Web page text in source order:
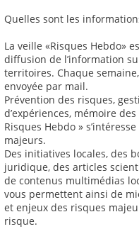
Quelles sont les
La veille «Risques Hebdo»
diffusion de l’information
territoires. Chaque
envoyée par mail.
Prévention des risques,
d’expériences, mémoire
Risques Hebdo »
majeurs.
Des initiatives locales, des
juridique, des articles
de contenus multimédias
vous permettent ainsi de
et enjeux des risques
risque.